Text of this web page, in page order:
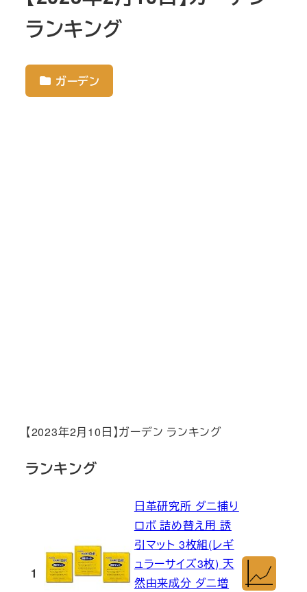
ランキング
ガーデン
【2023年2月10日】ガーデン ランキング
ランキング
1
日革研究所 ダニ捕り
ロボ 詰め替え用 誘
引マット 3枚組(レギ
ュラーサイズ3枚) 天
然由来成分 ダニ増